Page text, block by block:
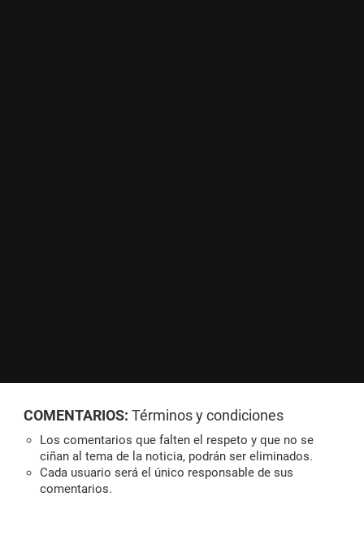
COMENTARIOS: Términos y condiciones
Los comentarios que falten el respeto y que no se
ciñan al tema de la noticia, podrán ser eliminados.
Cada usuario será el único responsable de sus
comentarios.